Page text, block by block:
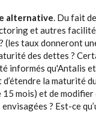
alternative. Du fait
et autres
(les taux donneront
des dettes ?
informés qu'Antalis
la maturité
15 mois) et de
? Est-ce